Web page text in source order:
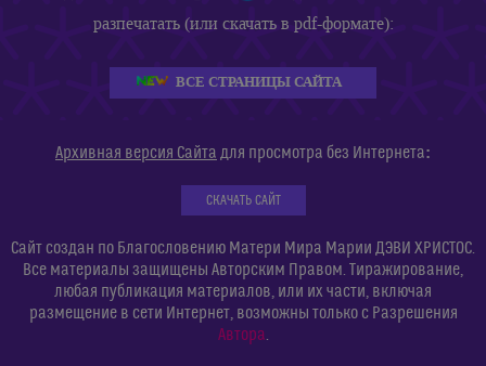
разпечатать (или скачать в pdf-формате):
ВСЕ СТРАНИЦЫ САЙТА
Архивная версия Сайта для просмотра без Интернета:
СКАЧАТЬ САЙТ
Сайт создан по Благословению Матери Мира Марии ДЭВИ ХРИСТОС.
Все материалы защищены Авторским Правом. Тиражирование,
любая публикация материалов, или их части, включая
размещение в сети Интернет, возможны только с Разрешения
Автора.